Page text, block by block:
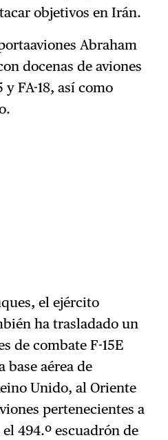
objetivos en Irán.
Abraham
docenas de aviones
FA-18, así como
el ejército
ha trasladado un
de combate F-15E
base aérea de
Unido, al Oriente
pertenecientes a
494.º escuadrón de